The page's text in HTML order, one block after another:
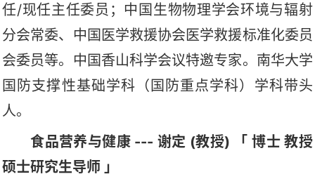
任/现任主任委员；中国生物物理学会环境与辐射
分会常委、中国医学救援协会医学救援标准化委员
会委员等。中国香山科学会议特邀专家。南华大学
国防支撑性基础学科（国防重点学科）学科带头
人。
食品营养与健康 --- 谢定 (教授) 「 博士 教授
硕士研究生导师 」